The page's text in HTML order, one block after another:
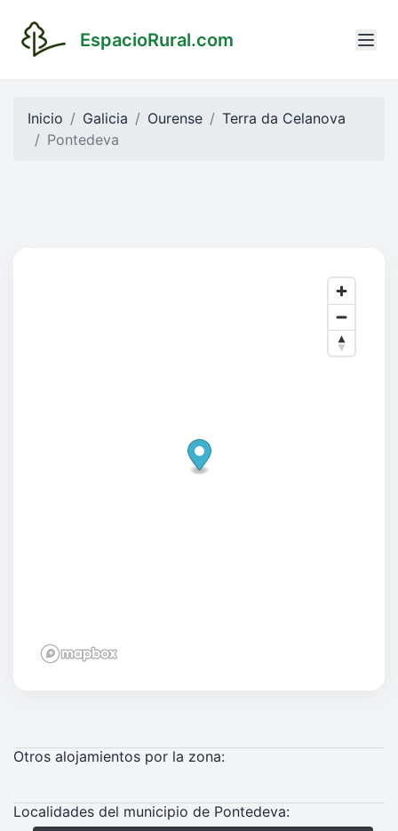
EspacioRural.com
Inicio Galicia Ourense
Terra da Celanova
Pontedeva
Otros alojamientos por la zona:
Localidades del municipio de Pontedeva: